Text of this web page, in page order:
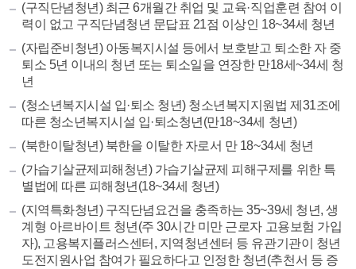
(구직단념청년) 최근 6개월간 취업 및 교육·직업훈련 참여 이
력이 없고 구직단념청년 문답표 21점 이상인 18~34세 청년
(자립준비청년) 아동복지시설 등에서 보호받고 퇴소한 자 중
퇴소 5년 이내의 청년 또는 퇴소일을 연장한 만18세~34세 청
년
(청소년복지시설 입·퇴소 청년) 청소년복지지원법 제31조에
따른 청소년복지시설 입·퇴소청년(만18~34세 청년)
(북한이탈청년) 북한을 이탈한 자로서 만 18~34세 청년
(가습기살균제피해청년) 가습기살균제 피해구제를 위한 특
별법에 따른 피해청년(18~34세 청년)
(지역특화청년) 구직단념요건을 충족하는 35~39세 청년, 생
계형 아르바이트 청년(주 30시간 미만 근로자 고용보험 가입
자), 고용복지플러스센터, 지역청년센터 등 유관기관이 청년
도전지원사업 참여가 필요하다고 인정한 청년(추천서 등 증